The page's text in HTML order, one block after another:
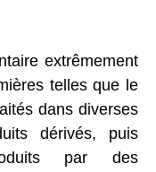
extrêmement
telles que le
dans diverses
dérivés, puis
par des